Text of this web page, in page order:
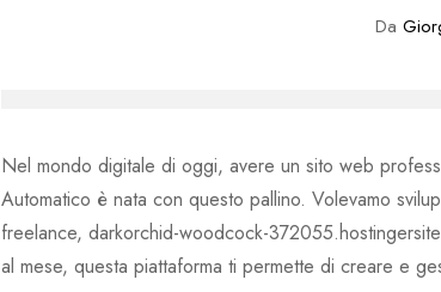
Da
Nel mondo digitale di oggi, avere un sito web
Automatico è nata con questo pallino. Volevamo
freelance, darkorchid-woodcock-
al mese, questa piattaforma ti permette di creare e